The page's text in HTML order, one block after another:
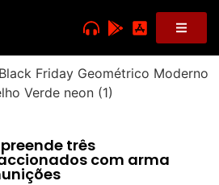
três
com arma